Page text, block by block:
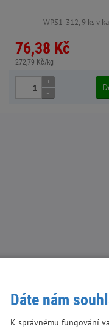
WPS1-312, 9 ks v
76,38 Kč
272,79 Kč/kg
+
-
Dáte nám
K správnému fungování